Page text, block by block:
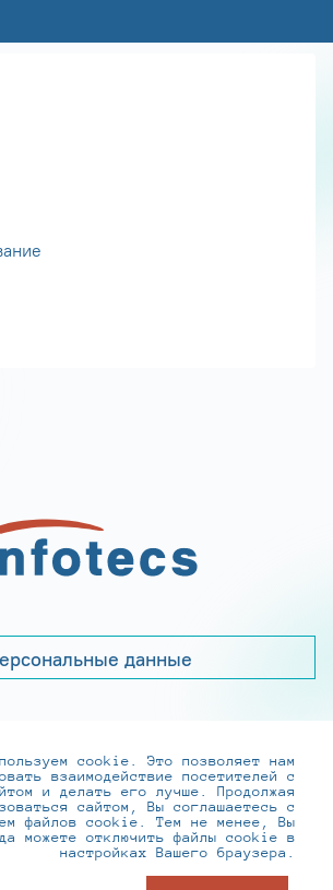
данные
737-6192, 8-800-250-0-260
,hr@infotecs.ru
Отрадная ул., 2Б строение 1
cookie. Это позволяет нам
взаимодействие посетителей с
и делать его лучше. Продолжая
сайтом, Вы соглашаетесь с
файлов cookie. Тем не менее, Вы
можете отключить файлы cookie в
настройках Вашего браузера.